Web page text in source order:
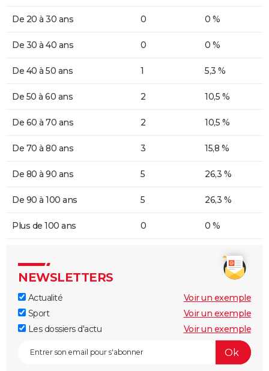
De 20 à 30 ans 0 0 %
De 30 à 40 ans 0 0 %
De 40 à 50 ans 1 5,3 %
De 50 à 60 ans 2 10,5 %
De 60 à 70 ans 2 10,5 %
De 70 à 80 ans 3 15,8 %
De 80 à 90 ans 5 26,3 %
De 90 à 100 ans 5 26,3 %
Plus de 100 ans 0 0 %
NEWSLETTERS
Actualité
Voir un exemple
Sport
Voir un exemple
Les dossiers d'actu
Voir un exemple